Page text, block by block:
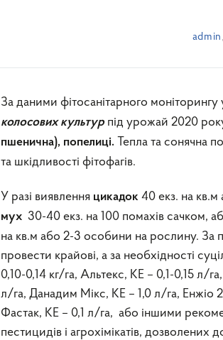
admin
За даними фітосанітарного
колосових культурпід урожай 2020
пшенична), попелиці. Тепла та сонячна
та шкідливості фітофагів.
У разі виявлення цикадок 40 екз. на кв.м
мух 30-40 екз. на 100 помахів сачком,
на кв.м або 2-3 особини на рослину. За
провести крайові, а за необхідності
0,10-0,14 кг/га, Альтекс, КЕ – 0,1-0,15 л/
л/га, Данадим Мікс, КЕ – 1,0 л/га, Енжіо
Фастак, КЕ – 0,1 л/га, або іншими
пестицидів і агрохімікатів, дозволених